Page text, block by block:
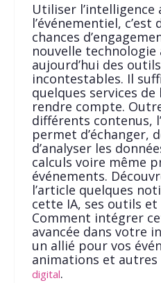
Utiliser
l’événementiel,
chances
nouvelle
aujourd’hui des
incontestables. Il
quelques services de
rendre compte.
différents contenus,
permet d’échanger,
d’analyser les
calculs voire même
événements.
l’article quelques
cette IA, ses outils et
Comment intégrer
avancée dans votre
un allié pour vos
animations et autres
digital.